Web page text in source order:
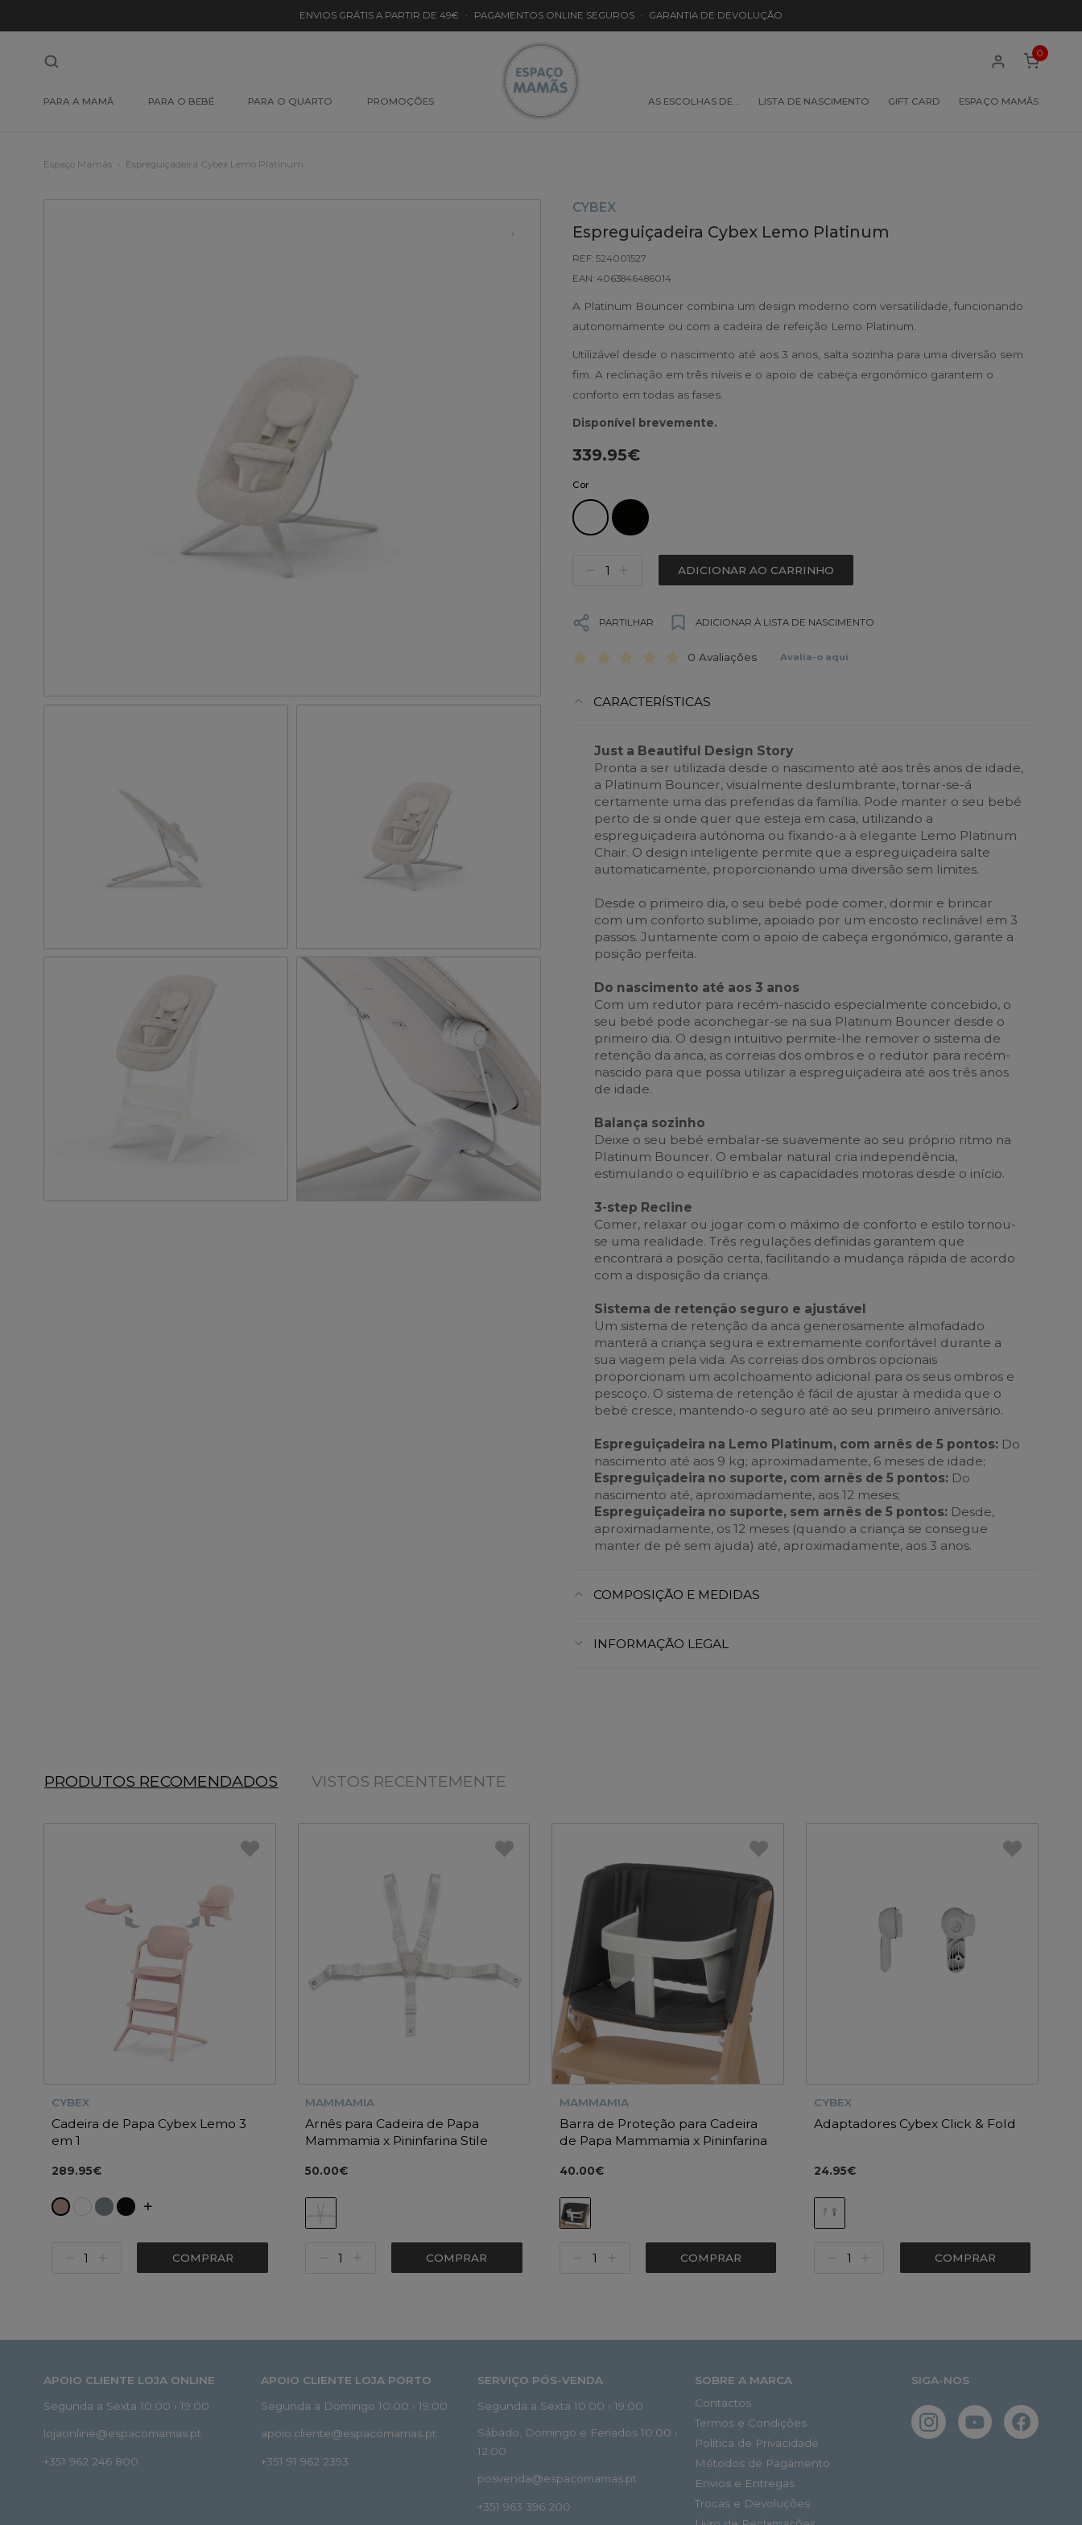
ENVIOS GRÁTIS A PARTIR DE 49€ · PAGAMENTOS ONLINE SEGUROS · GARANTIA DE DEVOLUÇÃO
PARA A MAMÃ PARA O BEBÉ PARA O QUARTO PROMOÇÕES AS ESCOLHAS DE… LISTA DE NASCIMENTO GIFT CARD ESPAÇO MAMÃS
0
Espaço Mamãs Espreguiçadeira Cybex Lemo Platinum
CYBEX
Espreguiçadeira Cybex Lemo Platinum
REF: 524001527
EAN: 4063846486014
A Platinum Bouncer combina um design moderno com versatilidade, funcionando
autonomamente ou com a cadeira de refeição Lemo Platinum.
Utilizável desde o nascimento até aos 3 anos, salta sozinha para uma diversão sem
fim. A reclinação em três níveis e o apoio de cabeça ergonómico garantem o
conforto em todas as fases.
Disponível brevemente.
339.95€
Cor
ADICIONAR AO CARRINHO
PARTILHAR ADICIONAR À LISTA DE NASCIMENTO
0 Avaliações Avalia-o aqui
CARACTERÍSTICAS
Just a Beautiful Design Story
Pronta a ser utilizada desde o nascimento até aos três anos de idade,
a Platinum Bouncer, visualmente deslumbrante, tornar-se-á
certamente uma das preferidas da família. Pode manter o seu bebé
perto de si onde quer que esteja em casa, utilizando a
espreguiçadeira autónoma ou fixando-a à elegante Lemo Platinum
Chair. O design inteligente permite que a espreguiçadeira salte
automaticamente, proporcionando uma diversão sem limites.
Desde o primeiro dia, o seu bebé pode comer, dormir e brincar
com um conforto sublime, apoiado por um encosto reclinável em 3
passos. Juntamente com o apoio de cabeça ergonómico, garante a
posição perfeita.
Do nascimento até aos 3 anos
Com um redutor para recém-nascido especialmente concebido, o
seu bebé pode aconchegar-se na sua Platinum Bouncer desde o
primeiro dia. O design intuitivo permite-lhe remover o sistema de
retenção da anca, as correias dos ombros e o redutor para recém-
nascido para que possa utilizar a espreguiçadeira até aos três anos
de idade.
Balança sozinho
Deixe o seu bebé embalar-se suavemente ao seu próprio ritmo na
Platinum Bouncer. O embalar natural cria independência,
estimulando o equilíbrio e as capacidades motoras desde o início.
3-step Recline
Comer, relaxar ou jogar com o máximo de conforto e estilo tornou-
se uma realidade. Três regulações definidas garantem que
encontrará a posição certa, facilitando a mudança rápida de acordo
com a disposição da criança.
Sistema de retenção seguro e ajustável
Um sistema de retenção da anca generosamente almofadado
manterá a criança segura e extremamente confortável durante a
sua viagem pela vida. As correias dos ombros opcionais
proporcionam um acolchoamento adicional para os seus ombros e
pescoço. O sistema de retenção é fácil de ajustar à medida que o
bebé cresce, mantendo-o seguro até ao seu primeiro aniversário.
Espreguiçadeira na Lemo Platinum, com arnês de 5 pontos: Do
nascimento até aos 9 kg; aproximadamente, 6 meses de idade;
Espreguiçadeira no suporte, com arnês de 5 pontos: Do
nascimento até, aproximadamente, aos 12 meses;
Espreguiçadeira no suporte, sem arnês de 5 pontos: Desde,
aproximadamente, os 12 meses (quando a criança se consegue
manter de pé sem ajuda) até, aproximadamente, aos 3 anos.
COMPOSIÇÃO E MEDIDAS
INFORMAÇÃO LEGAL
PRODUTOS RECOMENDADOS VISTOS RECENTEMENTE
CYBEX
Cadeira de Papa Cybex Lemo 3
em 1
289.95€
COMPRAR
MAMMAMIA
Arnês para Cadeira de Papa
Mammamia x Pininfarina Stile
50.00€
COMPRAR
MAMMAMIA
Barra de Proteção para Cadeira
de Papa Mammamia x Pininfarina
40.00€
COMPRAR
CYBEX
Adaptadores Cybex Click & Fold
24.95€
COMPRAR
APOIO CLIENTE LOJA ONLINE
Segunda a Sexta 10:00 › 19:00
lojaonline@espacomamas.pt
+351 962 246 800
APOIO CLIENTE LOJA PORTO
Segunda a Domingo 10:00 › 19:00
apoio.cliente@espacomamas.pt
+351 91 962 2393
SERVIÇO PÓS-VENDA
Segunda a Sexta 10:00 › 19:00
Sábado, Domingo e Feriados 10:00 ›
12:00
posvenda@espacomamas.pt
+351 963 396 200
SOBRE A MARCA
Contactos
Termos e Condições
Política de Privacidade
Métodos de Pagamento
Envios e Entregas
Trocas e Devoluções
SIGA-NOS